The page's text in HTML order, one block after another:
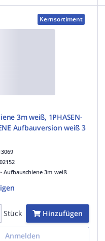
Kernsortiment
3m weiß, 1PHASEN-
Aufbauversion weiß 3
Aufbauschiene 3m weiß
Stück Hinzufügen
Anmelden